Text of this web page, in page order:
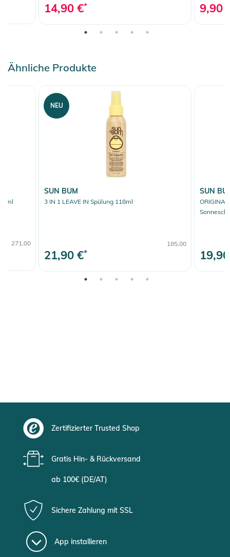
14,90 €* 9,90
Ähnliche Produkte
271,00
SUN BUM
3 IN 1 LEAVE IN Spülung 118ml
185,00
21,90 €*
NEU
SUN
ORIGINAL
Zertifizierter Trusted Shop
Gratis Hin- & Rückversand
ab 100€ (DE/AT)
Sichere Zahlung mit SSL
App installieren